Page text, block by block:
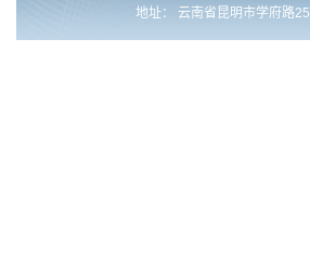
地址： 云南省昆明市学府